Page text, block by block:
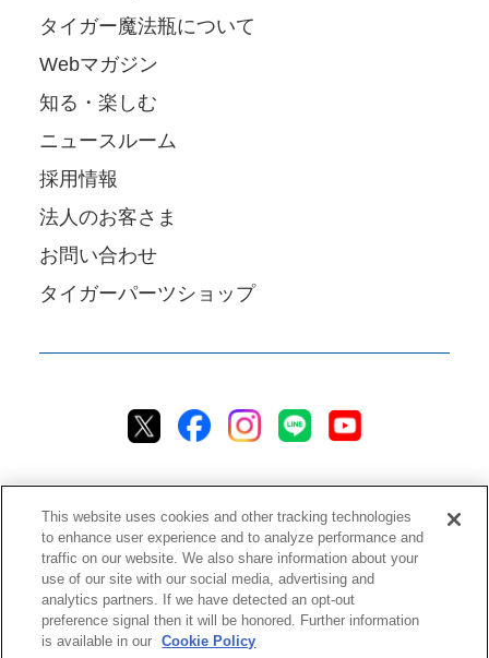
タイガー魔法瓶について
Webマガジン
知る・楽しむ
ニュースルーム
採用情報
法人のお客さま
お問い合わせ
タイガーパーツショップ
プライバシーポリシー クッキーポリシー
アクセシビリティ
ご利用規約
情報セキュリティ方針
ソーシャルメディア利用方針
This website uses cookies and other tracking technologies
to enhance user experience and to analyze performance and
traffic on our website. We also share information about your
use of our site with our social media, advertising and
analytics partners. If we have detected an opt-out
preference signal then it will be honored. Further information
is available in our
Cookie Policy